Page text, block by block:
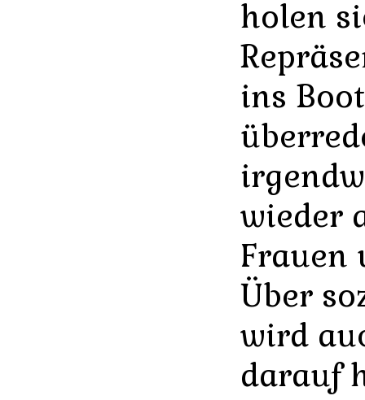
holen
ins
wieder
Frauen
Über
wird
darauf